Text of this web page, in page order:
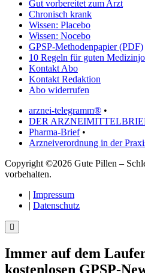
Gut vorbereitet zum Arzt
Chronisch krank
Wissen: Placebo
Wissen: Nocebo
GPSP-Methodenpapier (PDF)
10 Regeln für guten
Kontakt Abo
Kontakt Redaktion
Abo widerrufen
arznei-telegramm® •
DER
Pharma-Brief•
Arzneiverordnung in der
Copyright ©2026 Gute Pillen –
vorbehalten.
| Impressum
| Datenschutz
Immer auf dem
kostenlosen GPSP-